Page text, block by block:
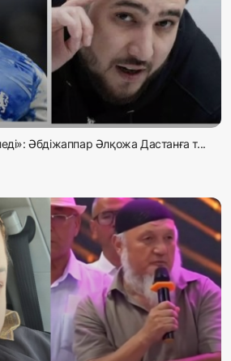
Әбдіжаппар Әлқожа Дастанға т...